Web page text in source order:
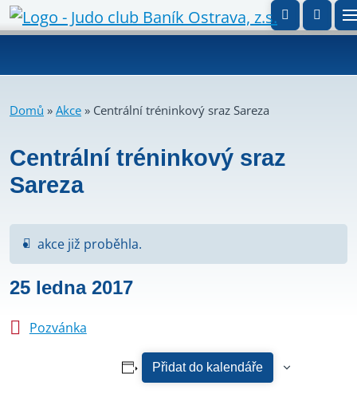
Domů » Akce » Centrální tréninkový sraz Sareza
Centrální tréninkový sraz
Sareza
akce již proběhla.
25 ledna 2017
Pozvánka
Přidat do kalendáře